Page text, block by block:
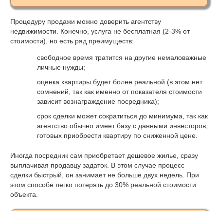
Процедуру продажи можно доверить агентству
недвижимости. Конечно, услуга не бесплатная (2-3% от
стоимости), но есть ряд преимуществ:
свободное время тратится на другие немаловажные
личные нужды;
оценка квартиры будет более реальной (в этом нет
сомнений, так как именно от показателя стоимости
зависит вознаграждение посредника);
срок сделки может сократиться до минимума, так как
агентство обычно имеет базу с данными инвесторов,
готовых приобрести квартиру по сниженной цене.
Иногда посредник сам приобретает дешевое жилье, сразу
выплачивая продавцу задаток. В этом случае процесс
сделки быстрый, он занимает не больше двух недель. При
этом способе легко потерять до 30% реальной стоимости
объекта.